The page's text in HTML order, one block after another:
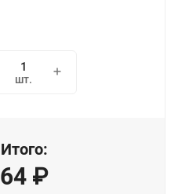
шт.
Итого:
64 ₽